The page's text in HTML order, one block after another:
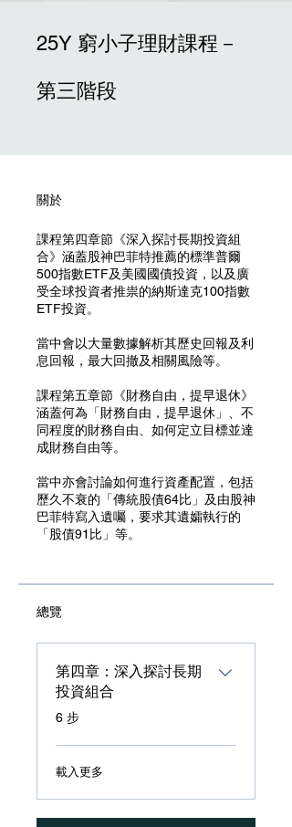
25Y 窮小子理財課程－
第三階段
關於
課程第四章節《深入探討長期投資組
合》涵蓋股神巴菲特推薦的標準普爾
500指數ETF及美國國債投資，以及廣
受全球投資者推祟的納斯達克100指數
ETF投資。
當中會以大量數據解析其歷史回報及利
息回報，最大回撤及相關風險等。
課程第五章節《財務自由，提早退休》
涵蓋何為「財務自由，提早退休」、不
同程度的財務自由、如何定立目標並達
成財務自由等。
當中亦會討論如何進行資產配置，包括
歷久不衰的「傳統股債64比」及由股神
巴菲特寫入遺囑，要求其遺孀執行的
「股債91比」等。
總覽
第四章：深入探討長期
投資組合
.6 步
載入更多